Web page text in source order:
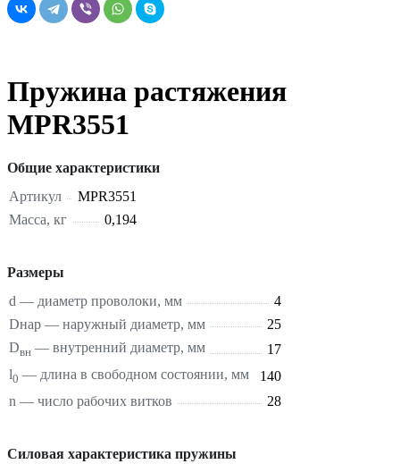
Пружина растяжения
MPR3551
Общие характеристики
Артикул
MPR3551
Масса, кг
0,194
Размеры
d — диаметр проволоки, мм
4
Dнар — наружный диаметр, мм
25
Dвн — внутренний диаметр, мм
17
l0 — длина в свободном состоянии, мм
140
n — число рабочих витков
28
Силовая характеристика пружины